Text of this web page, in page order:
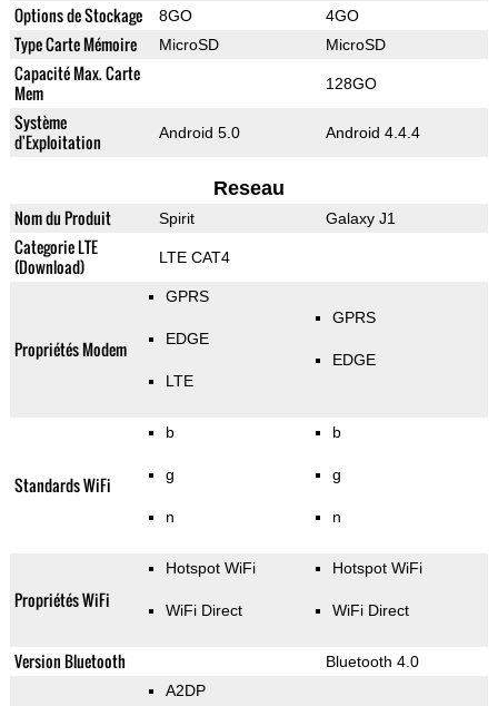
Options de Stockage 8GO 4GO
Type Carte Mémoire MicroSD MicroSD
Capacité Max. Carte
Mem
128GO
Système
d'Exploitation
Android 5.0 Android 4.4.4
Reseau
Nom du Produit Spirit Galaxy J1
Categorie LTE
(Download)
LTE CAT4
Propriétés Modem
GPRS
EDGE
LTE
GPRS
EDGE
Standards WiFi
b
g
n
b
g
n
Propriétés WiFi
Hotspot WiFi
WiFi Direct
Hotspot WiFi
WiFi Direct
Version Bluetooth
Bluetooth 4.0
A2DP